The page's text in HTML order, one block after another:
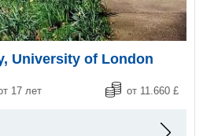
University of London
17 лет от 11.660 £